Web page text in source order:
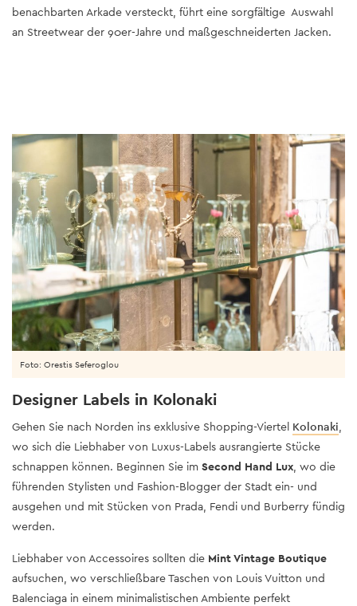
benachbarten Arkade versteckt, führt eine sorgfältige Auswahl
an Streetwear der 90er-Jahre und maßgeschneiderten Jacken.
Designer Labels in Kolonaki
Gehen Sie nach Norden ins exklusive Shopping-Viertel Kolonaki
wo sich die Liebhaber von Luxus-Labels ausrangierte Stücke
schnappen können. Beginnen Sie im Second Hand Lux , wo die
führenden Stylisten und Fashion-Blogger der Stadt ein- und
ausgehen und mit Stücken von Prada, Fendi und Burberry fündig
werden.
Liebhaber von Accessoires sollten die Mint Vintage Boutique
aufsuchen, wo verschließbare Taschen von Louis Vuitton und
Balenciaga in einem minimalistischen Ambiente perfekt
Foto: Orestis Seferoglou